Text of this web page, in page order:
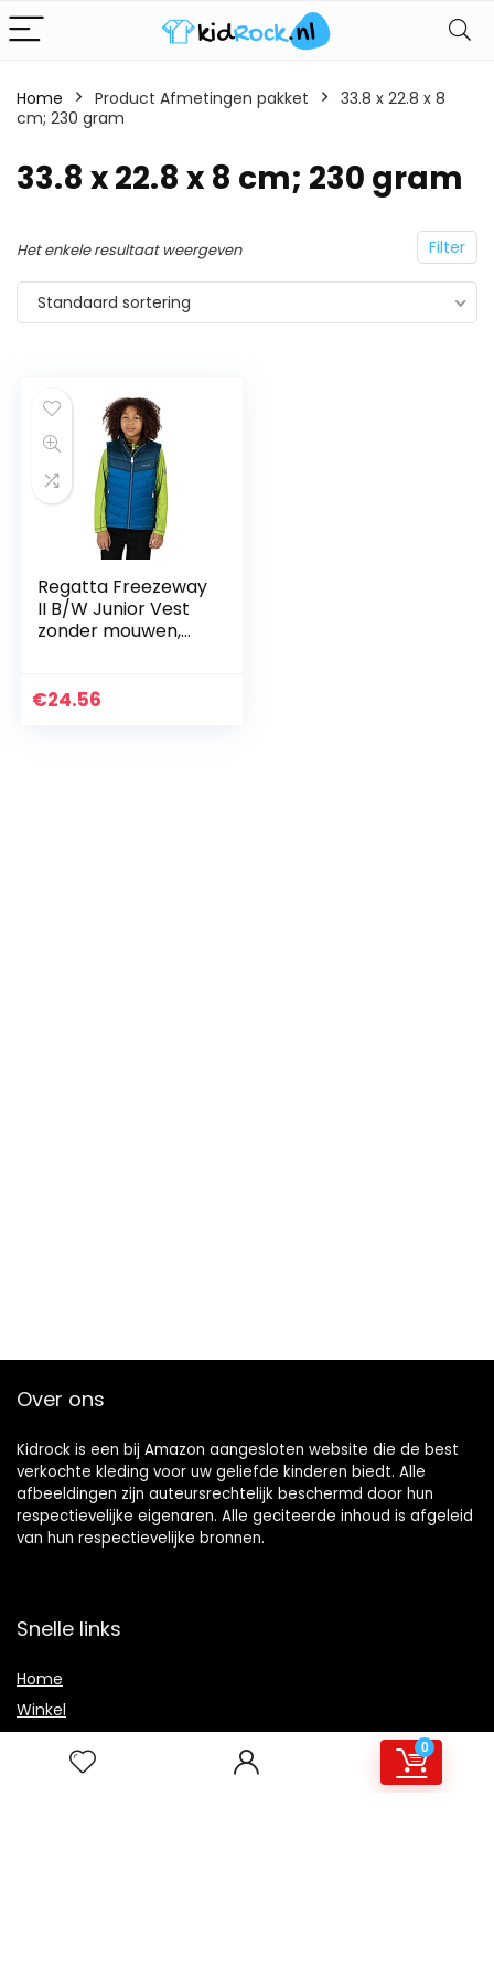
0
Home Product Afmetingen pakket
33.8 x 22.8 x 8
cm; 230 gram
33.8 x 22.8 x 8 cm; 230 gram
Filter
Het enkele resultaat weergeven
Standaard sortering
Regatta Freezeway
II B/W Junior Vest
zonder mouwen,
motieven, voor
€24.56
Over ons
Kidrock is een bij Amazon aangesloten website die de best
verkochte kleding voor uw geliefde kinderen biedt. Alle
afbeeldingen zijn auteursrechtelijk beschermd door hun
respectievelijke eigenaren. Alle geciteerde inhoud is afgeleid
van hun respectievelijke bronnen.
Snelle links
Home
Winkel
Overzicht